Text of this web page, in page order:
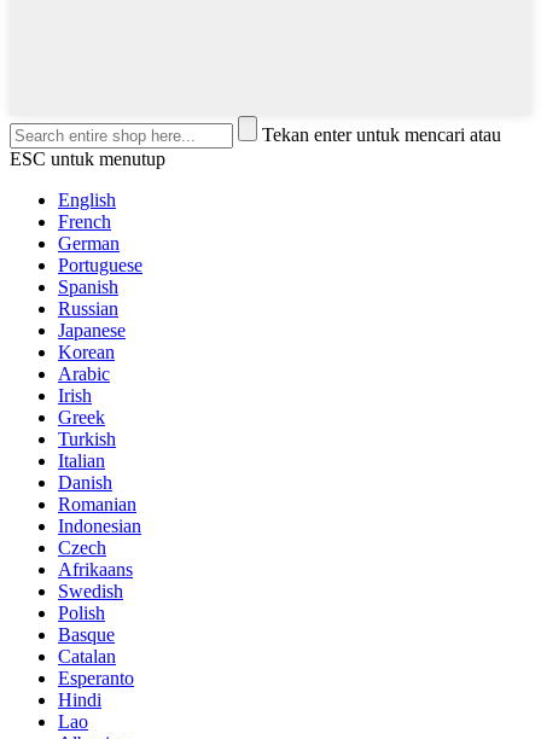
Tekan enter untuk mencari atau
ESC untuk menutup
English
French
German
Portuguese
Spanish
Russian
Japanese
Korean
Arabic
Irish
Greek
Turkish
Italian
Danish
Romanian
Indonesian
Czech
Afrikaans
Swedish
Polish
Basque
Catalan
Esperanto
Hindi
Lao